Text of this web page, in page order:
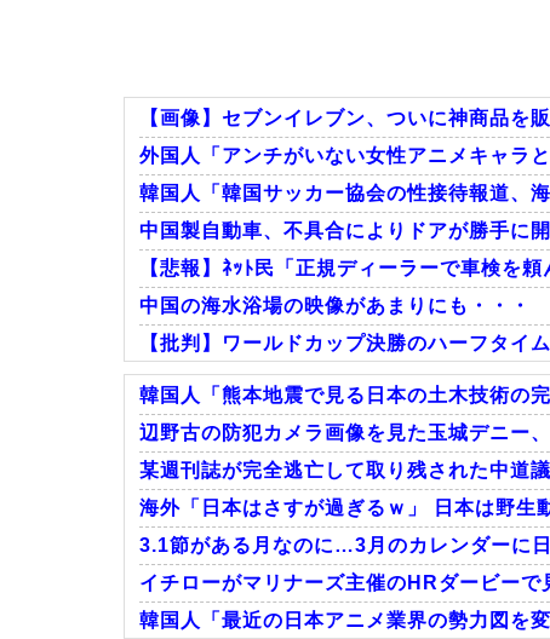
【画像】セブンイレブン、ついに神商品を
外国人「アンチがいない女性アニメキャラ
韓国人「韓国サッカー協会の性接待報道、
中国製自動車、不具合によりドアが勝手に
【悲報】ﾈｯﾄ民「正規ディーラーで車検を
中国の海水浴場の映像があまりにも・・・
【批判】ワールドカップ決勝のハーフタイ
Powered by livedoor 相互RSS
韓国人「熊本地震で見る日本の土木技術の
辺野古の防犯カメラ画像を見た玉城デニー
某週刊誌が完全逃亡して取り残された中道
海外「日本はさすが過ぎるｗ」 日本は野生
3.1節がある月なのに…3月のカレンダーに
イチローがマリナーズ主催のHRダービー
韓国人「最近の日本アニメ業界の勢力図